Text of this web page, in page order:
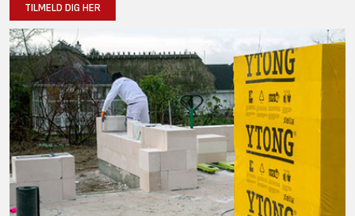
TILMELD DIG HER